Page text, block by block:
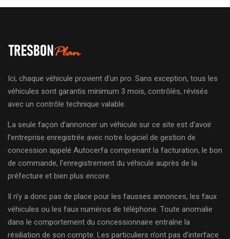
Ici, chaque véhicule provient d’un pro. Sans exception, tous les
véhicules sont garantis minimum 3 mois, contrôlés, révisés
avec un contrôle technique valable.
La seule façon d’annoncer un véhicule sur ce site est d’avoir
l’entreprise enregistrée avec notre logiciel de gestion de
concession appelé Autocerfa comprenant la facturation, le bon
de commande, l’enregistrement du véhicule auprès de la
préfecture et bien plus encore.
Il n’y a donc pas de place pour les fausses annonces, les faux
véhicules ou les faux numéros de téléphone. Toute anomalie
dans le comportement du concessionnaire entraîne la
résiliation de son compte. Les particuliers n’ont pas d’interface